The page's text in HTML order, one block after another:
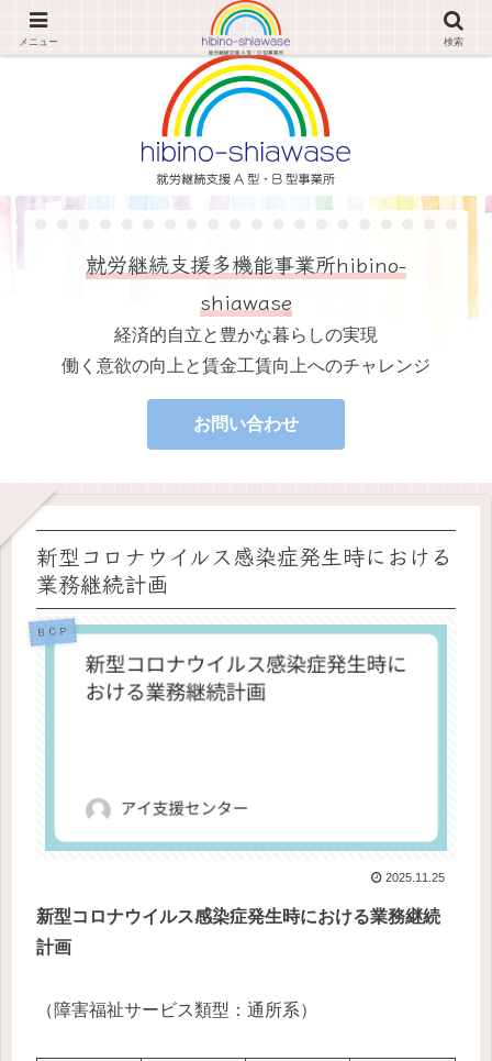
経済的自立と豊かな暮らしの実現 働く意欲の向上と賃金工賃向上へのチャレンジ
就労継続支援多機能事業所hibino-
shiawase
経済的自立と豊かな暮らしの実現
働く意欲の向上と賃金工賃向上へのチャレンジ
お問い合わせ
新型コロナウイルス感染症発生時における
業務継続計画
ＢＣＰ
2025.11.25
新型コロナウイルス感染症発生時における業務継続
計画
（障害福祉サービス類型：通所系）
メニュー 検索